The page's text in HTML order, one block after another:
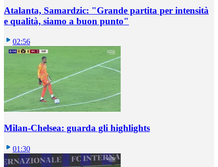
Atalanta, Samardzic: "Grande partita per intensità
e qualità, siamo a buon punto"
02:56
Milan-Chelsea: guarda gli highlights
01:30